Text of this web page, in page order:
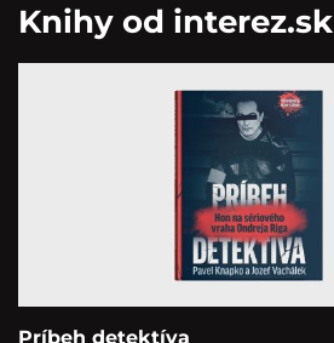
Knihy od interez.sk
Príbeh detektíva